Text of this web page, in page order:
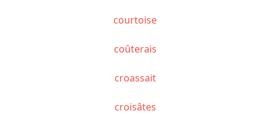
courtoise
coûterais
croassait
croisâtes